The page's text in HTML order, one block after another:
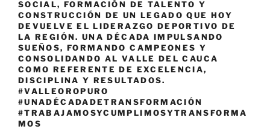
SOCIAL, FORMACIÓN DE TALENTO Y
CONSTRUCCIÓN DE UN LEGADO QUE HOY
DEVUELVE EL LIDERAZGO DEPORTIVO DE
LA REGIÓN. UNA DÉCADA IMPULSANDO
SUEÑOS, FORMANDO CAMPEONES Y
CONSOLIDANDO AL VALLE DEL CAUCA
COMO REFERENTE DE EXCELENCIA,
DISCIPLINA Y RESULTADOS.
#VALLEOROPURO
#UNADÉCADADETRANSFORMACIÓN
#TRABAJAMOSYCUMPLIMOSYTRANSFORMA
MOS